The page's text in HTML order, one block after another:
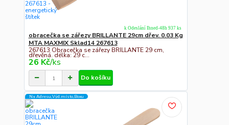
obracečka se zářezy BRILLANTE 29cm dřev. 0.03 Kg
MTA MAXMIX Sklad14 267613
267613 Obracečka se zářezy BRILLANTE 29 cm,
dřevěná. délka: 29 c...
26 Kč/ks
k Odeslání Ihned-48h 937 ks
Do košíku
Na Adresu,Výd.místo,Boxu